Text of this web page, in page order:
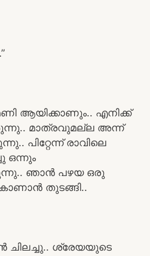
ആയിക്കാണും.. എനിക്ക്
മാത്രവുമല്ല അന്ന്
പിറ്റേന്ന് രാവിലെ
ഒന്നും
ഞാൻ പഴയ ഒരു
തുടങ്ങി..
ശ്രേയയുടെ